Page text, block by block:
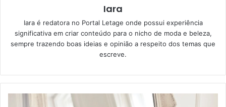
Iara
Iara é redatora no Portal Letage onde possui experiência
significativa em criar conteúdo para o nicho de moda e beleza,
sempre trazendo boas ideias e opinião a respeito dos temas que
escreve.